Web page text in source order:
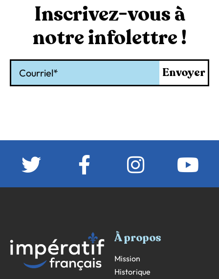
Inscrivez-vous à
notre infolettre !
Envoyer
À propos
Mission
Historique